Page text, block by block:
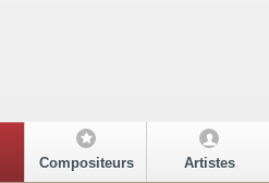
Compositeurs Artistes